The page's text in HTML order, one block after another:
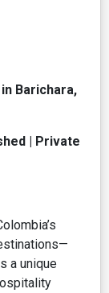
Barichara,
| Private
a unique